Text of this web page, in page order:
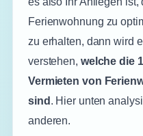
Ferienwohnung zu
zu erhalten, dann wird
verstehen, welche die
Vermieten von
sind . Hier unten
anderen.